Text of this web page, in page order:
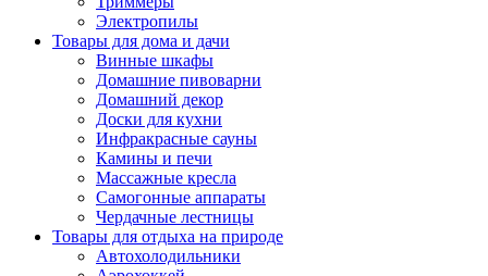
Электропилы
Товары для дома и дачи
Винные шкафы
Домашние пивоварни
Домашний декор
Доски для кухни
Инфракрасные сауны
Камины и печи
Массажные кресла
Самогонные аппараты
Чердачные лестницы
Товары для отдыха на природе
Автохолодильники